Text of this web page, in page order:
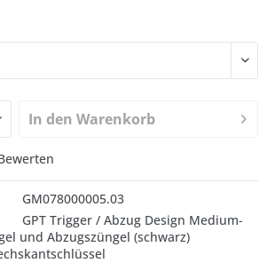
In den Warenkorb
GM078000005.03
GPT Trigger / Abzug Design Medium-
und Abzugszüngel (schwarz)